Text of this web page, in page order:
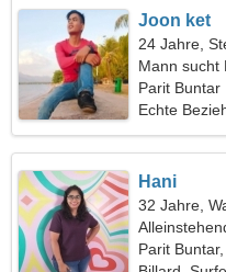
Joon ket
24 Jahre,
Mann sucht
Parit Buntar
Echte
Hani
32 Jahre,
Parit